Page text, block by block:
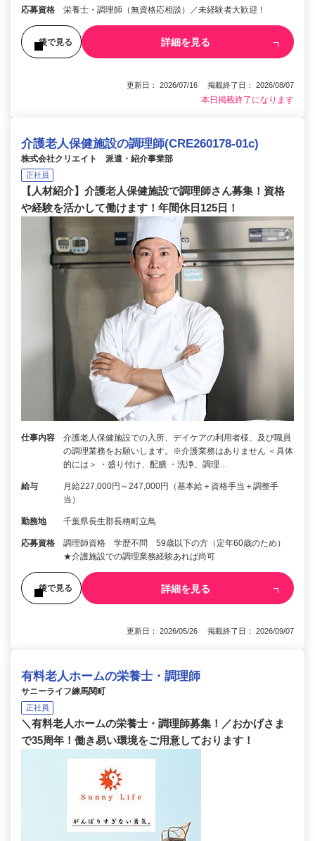
応募資格 栄養士・調理師（無資格応相談）／未経験者大歓迎！
後で見る 詳細を見る
更新日： 2026/07/16 掲載終了日： 2026/08/07
本日掲載終了になります
介護老人保健施設の調理師(CRE260178-01c)
株式会社クリエイト 派遣・紹介事業部
正社員
【人材紹介】介護老人保健施設で調理師さん募集！資格
や経験を活かして働けます！年間休日125日！
仕事内容
介護老人保健施設での入所、デイケアの利用者様、及び職員
の調理業務をお願いします。※介護業務はありません ＜具体
的には＞ ・盛り付け、配膳 ・洗浄、調理…
給与
月給227,000円～247,000円（基本給＋資格手当＋調整手
当）
勤務地 千葉県長生郡長柄町立鳥
応募資格
調理師資格 学歴不問 59歳以下の方（定年60歳のため）
★介護施設での調理業務経験あれば尚可
後で見る 詳細を見る
更新日： 2026/05/26 掲載終了日： 2026/09/07
有料老人ホームの栄養士・調理師
サニーライフ練馬関町
正社員
＼有料老人ホームの栄養士・調理師募集！／おかげさま
で35周年！働き易い環境をご用意しております！